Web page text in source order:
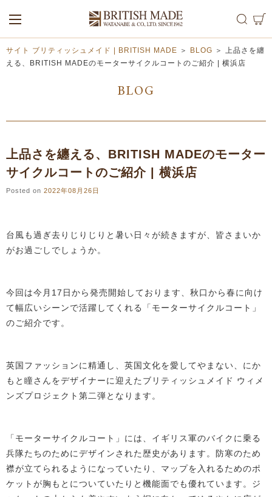
ALL MEN
WOMEN
サイト ブリティッシュメイド | BRITISH MADE ＞ BLOG ＞
上品さを纏
える、BRITISH MADEのモーターサイクルコートのご紹介 | 横浜店
BLOG
上品さを纏える、BRITISH MADEのモーター
サイクルコートのご紹介 | 横浜店
Posted on 2022年08月26日
台風も過ぎ去りじりじりと暑い日々が続きますが、皆さまいか
がお過ごしでしょうか。
今回は今月17日から発売開始しております、秋口から春に向け
て幅広いシーンで活躍してくれる「モーターサイクルコート」
のご紹介です。
英国ファッションに精通し、英国文化を愛してやまない、にか
もと瞳さんをデザイナーに迎えたブリティッシュメイド ウィメ
ンズプロジェクト第二弾となります。
「モーターサイクルコート」には、イギリス軍のバイクに乗る
兵隊たちのためにデザインされた歴史があります。防寒のため
襟が立てられるようになっていたり、マップを入れるためのポ
ケットが胸もとについていたりと機能面でも優れています。ジ